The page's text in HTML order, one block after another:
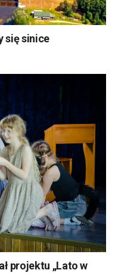
się sinice
projektu „Lato w